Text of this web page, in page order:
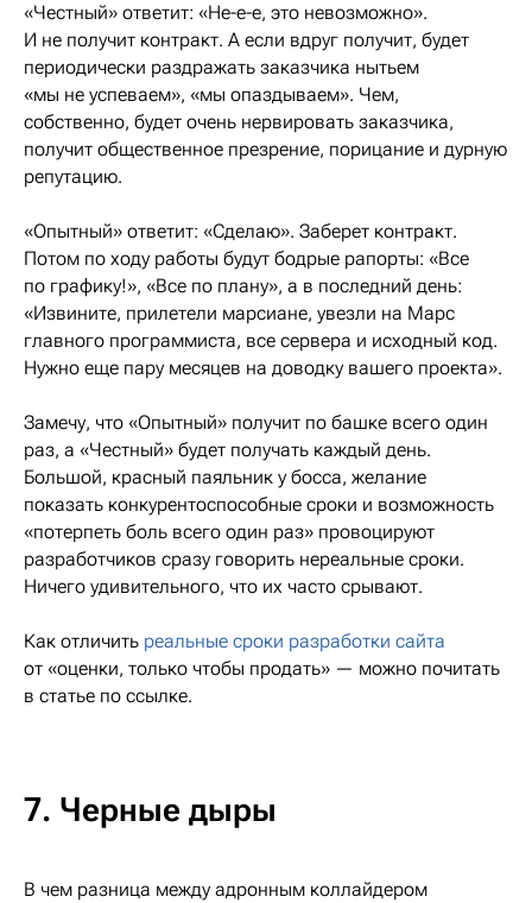
«Честный» ответит: «Не-е-е, это невозможно».
И не получит контракт. А если вдруг получит, будет
периодически раздражать заказчика нытьем
«мы не успеваем», «мы опаздываем». Чем,
собственно, будет очень нервировать заказчика,
получит общественное презрение, порицание и дурную
репутацию.
«Опытный» ответит: «Сделаю». Заберет контракт.
Потом по ходу работы будут бодрые рапорты: «Все
по графику!», «Все по плану», а в последний день:
«Извините, прилетели марсиане, увезли на Марс
главного программиста, все сервера и исходный код.
Нужно еще пару месяцев на доводку вашего проекта».
Замечу, что «Опытный» получит по башке всего один
раз, а «Честный» будет получать каждый день.
Большой, красный паяльник у босса, желание
показать конкурентоспособные сроки и возможность
«потерпеть боль всего один раз» провоцируют
разработчиков сразу говорить нереальные сроки.
Ничего удивительного, что их часто срывают.
Как отличить реальные сроки разработки сайта
от «оценки, только чтобы продать» — можно почитать
в статье по ссылке.
7. Черные дыры
В чем разница между адронным коллайдером